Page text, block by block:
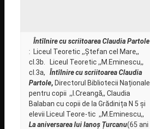
Întîlnire cu scriitoarea Claudia Partole
: Liceul Teoretic ,,Ștefan cel Mare,,
cl.3b. Liceul Teoretic ,,M.Eminescu,,
cl.3a,
Întîlnire cu scriitoarea Claudia
Partole, Directorul Bibliotecii Naționale
pentru copii ,,I.Creangă,, Claudia
Balaban cu copii de la Grădinița N 5 și
elevii Liceul Teore-tic ,,M.Eminescu,,
La aniversarea lui Ianoș Țurcanu(65 ani